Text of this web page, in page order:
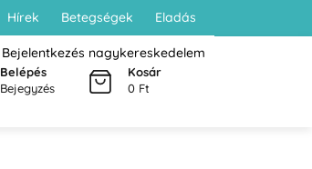
Hírek Betegségek Eladás
Bejelentkezés nagykereskedelem
Belépés
Bejegyzés
Kosár
0 Ft